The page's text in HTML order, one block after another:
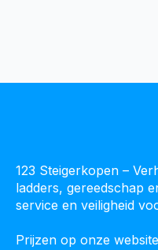
123 Steigerkopen –
ladders, gereedschap
service en veiligheid
Prijzen op onze